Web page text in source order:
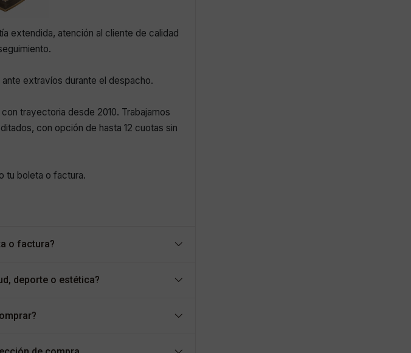
extendida, atención al cliente de calidad
extravíos durante el despacho.
trayectoria desde 2010. Trabajamos
con opción de hasta 12 cuotas sin
tu boleta o factura.
o factura?
deporte o estética?